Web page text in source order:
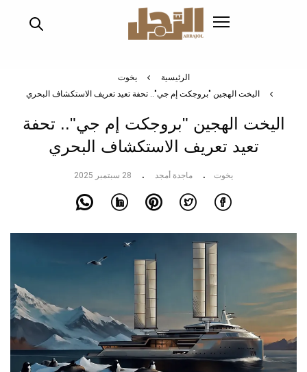
الرئيسية
يخوت
اليخت الهجين "بروجكت إم جي".. تحفة تعيد تعريف الاستكشاف البحري
اليخت الهجين "بروجكت إم جي".. تحفة
تعيد تعريف الاستكشاف البحري
يخوت ماجدة أمجد 28 سبتمبر 2025